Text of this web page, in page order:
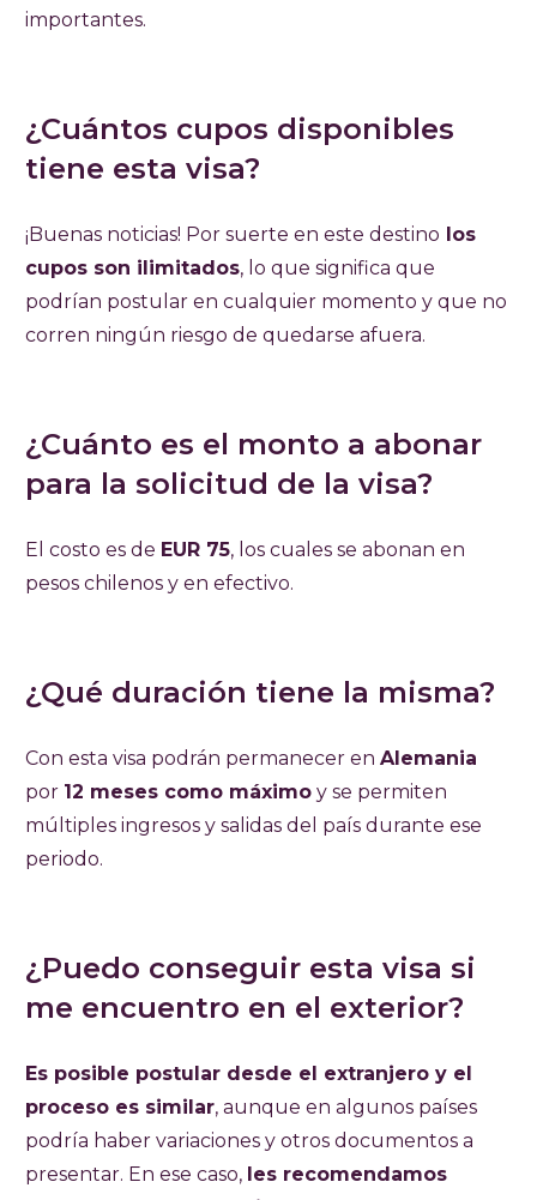
importantes.
¿Cuántos cupos disponibles
tiene esta visa?
¡Buenas noticias! Por suerte en este destino los
cupos son ilimitados, lo que significa que
podrían postular en cualquier momento y que no
corren ningún riesgo de quedarse afuera.
¿Cuánto es el monto a abonar
para la solicitud de la visa?
El costo es de EUR 75, los cuales se abonan en
pesos chilenos y en efectivo.
¿Qué duración tiene la misma?
Con esta visa podrán permanecer en Alemania
por 12 meses como máximo y se permiten
múltiples ingresos y salidas del país durante ese
periodo.
¿Puedo conseguir esta visa si
me encuentro en el exterior?
Es posible postular desde el extranjero y el
proceso es similar, aunque en algunos países
podría haber variaciones y otros documentos a
presentar. En ese caso, les recomendamos